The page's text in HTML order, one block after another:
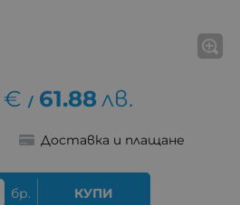
€ / 61.88 лв.
Доставка и плащане
бр. КУПИ